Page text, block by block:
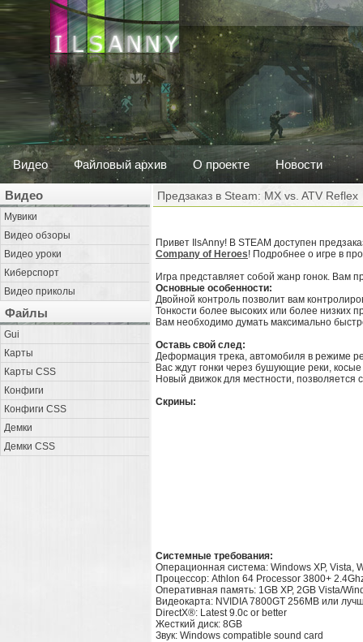
Видео Файловый архив О проекте Новости
Видео
Мувики
Видео обзоры
Видео уроки
Киберспорт
Видео приколы
Файлы
Gui
Карты
Карты CSS
Конфиги
Конфиги CSS
Демки
Демки CSS
Предзаказ в Steam: MX vs. ATV Reflex
Привет IlsAnny! В STEAM доступен
Company of Heroes! Подробнее о игре в
Игра представляет собой жанр гонок. Вам
Основные особенности:
Двойной контроль позволит вам
Тонкости более высоких или более низких
Вам необходимо думать максимально
Оставь свой след:
Деформация трека, автомобиля в режиме
Вас ждут гонки через бушующие реки,
Новый движок для местности,
Скрины:
Системные требования:
Операционная система: Windows XP, Vista,
Процессор: Athlon 64 Processor 3800+
Оперативная память: 1GB XP, 2GB Vista/
Видеокарта: NVIDIA 7800GT 256MB или
DirectX®: Latest 9.0c or better
Жесткий диск: 8GB
Звук: Windows compatible sound card